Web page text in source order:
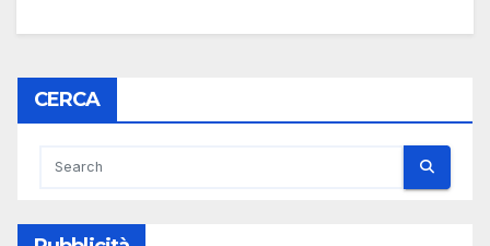
CERCA